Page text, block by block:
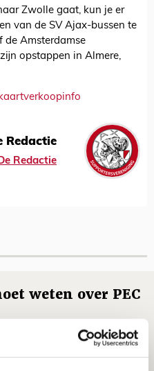
Zwolle gaat, kun je er
van de SV Ajax-bussen te
de Amsterdamse
opstappen in Almere,
Redactie
Redactie
weten over PEC